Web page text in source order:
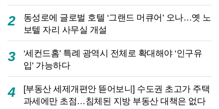
2
동성로에 글로벌 호텔 ‘그랜드 머큐어’ 오나…옛 노
보텔 자리 사무실 개설
3
‘세컨드홈’ 특례 광역시 전체로 확대해야 ‘인구유
입’ 가능하다
4
[부동산 세제개편안 뜯어보니] 수도권 초고가 주택
과세에만 초점…침체된 지방 부동산 대책은 없다